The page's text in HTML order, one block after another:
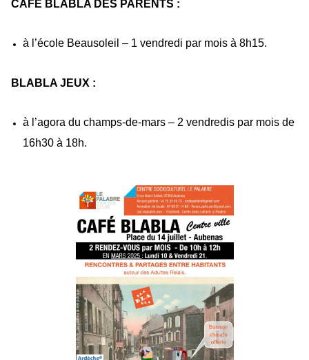
CAFÉ BLABLA DES PARENTS :
à l’école Beausoleil – 1 vendredi par mois à 8h15.
BLABLA JEUX :
à l’agora du champs-de-mars – 2 vendredis par mois de
16h30 à 18h.